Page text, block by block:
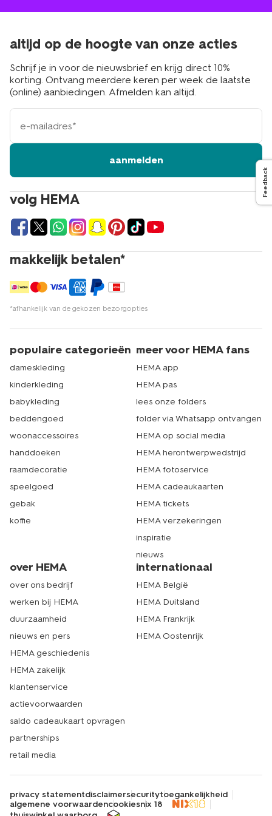
volg HEMA
makkelijk betalen*
*afhankelijk van de gekozen bezorgopties
altijd op de hoogte van onze acties
Schrijf je in voor de nieuwsbrief en krijg direct 10%
korting. Ontvang meerdere keren per week de laatste
(online) aanbiedingen. Afmelden kan altijd.
e-
mailadres
aanmelden
populaire categorieën
dameskleding
kinderkleding
babykleding
beddengoed
woonaccessoires
handdoeken
raamdecoratie
speelgoed
gebak
koffie
meer voor HEMA fans
HEMA app
HEMA pas
lees onze folders
folder via Whatsapp ontvangen
HEMA op social media
HEMA herontwerpwedstrijd
HEMA fotoservice
HEMA cadeaukaarten
HEMA tickets
HEMA verzekeringen
inspiratie
nieuws
over HEMA
over ons bedrijf
werken bij HEMA
duurzaamheid
nieuws en pers
HEMA geschiedenis
HEMA zakelijk
klantenservice
actievoorwaarden
saldo cadeaukaart opvragen
partnerships
retail media
internationaal
HEMA België
HEMA Duitsland
HEMA Frankrijk
HEMA Oostenrijk
privacy statementdisclaimersecuritytoegankelijkheid
algemene voorwaardencookiesnix 18
Feedback